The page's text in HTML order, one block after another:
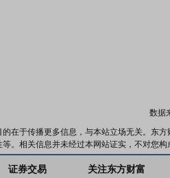
数据
在于传播更多信息，与本站立场无关。东
。相关信息并未经过本网站证实，不对您
证券交易 关注东方财富